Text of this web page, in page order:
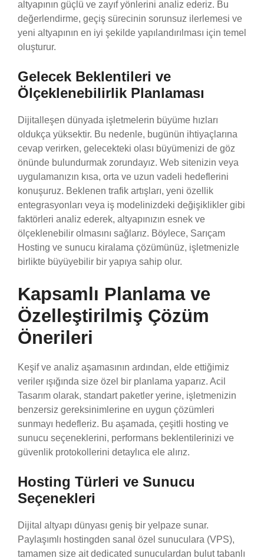
altyapının güçlü ve zayıf yönlerini analiz ederiz. Bu
değerlendirme, geçiş sürecinin sorunsuz ilerlemesi ve
yeni altyapının en iyi şekilde yapılandırılması için temel
oluşturur.
Gelecek Beklentileri ve
Ölçeklenebilirlik Planlaması
Dijitalleşen dünyada işletmelerin büyüme hızları
oldukça yüksektir. Bu nedenle, bugünün ihtiyaçlarına
cevap verirken, gelecekteki olası büyümenizi de göz
önünde bulundurmak zorundayız. Web sitenizin veya
uygulamanızın kısa, orta ve uzun vadeli hedeflerini
konuşuruz. Beklenen trafik artışları, yeni özellik
entegrasyonları veya iş modelinizdeki değişiklikler gibi
faktörleri analiz ederek, altyapınızın esnek ve
ölçeklenebilir olmasını sağlarız. Böylece, Sarıçam
Hosting ve sunucu kiralama çözümünüz, işletmenizle
birlikte büyüyebilir bir yapıya sahip olur.
Kapsamlı Planlama ve
Özelleştirilmiş Çözüm
Önerileri
Keşif ve analiz aşamasının ardından, elde ettiğimiz
veriler ışığında size özel bir planlama yaparız. Acil
Tasarım olarak, standart paketler yerine, işletmenizin
benzersiz gereksinimlerine en uygun çözümleri
sunmayı hedefleriz. Bu aşamada, çeşitli hosting ve
sunucu seçeneklerini, performans beklentilerinizi ve
güvenlik protokollerini detaylıca ele alırız.
Hosting Türleri ve Sunucu
Seçenekleri
Dijital altyapı dünyası geniş bir yelpaze sunar.
Paylaşımlı hostingden sanal özel sunuculara (VPS),
tamamen size ait dedicated sunuculardan bulut tabanlı